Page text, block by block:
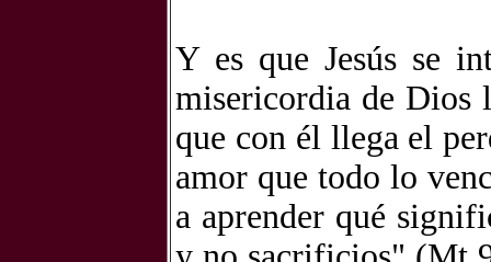
Y es que Jesús se
misericordia de Dios
que con él llega el
amor que todo lo
a aprender qué